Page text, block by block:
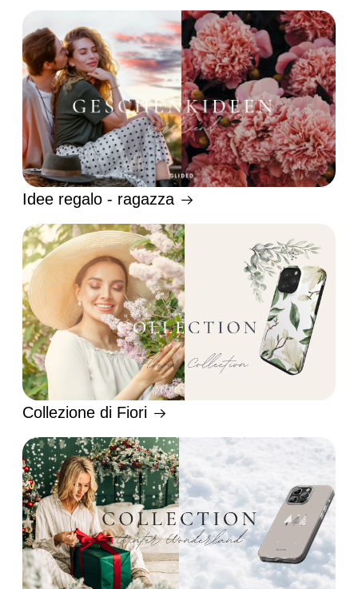
Idee regalo - ragazza
Collezione di Fiori